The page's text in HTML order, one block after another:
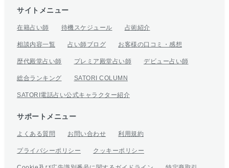
サイトメニュー
在籍占い師 待機スケジュール 占術紹介
相談内容一覧 占い師ブログ お客様の口コミ・感想
歴代殿堂占い師 プレミア殿堂占い師 デビュー占い師
総合ランキング SATORI COLUMN
SATORI電話占い公式キャラクター紹介
サポートメニュー
よくある質問 お問い合わせ 利用規約
プライバシーポリシー クッキーポリシー